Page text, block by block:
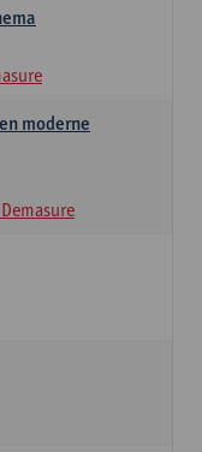
moderne